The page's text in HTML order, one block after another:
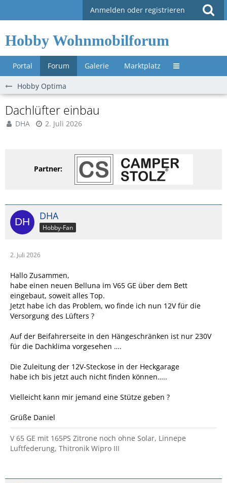
Anmelden oder registrieren
Hobby Wohnmobilforum
Portal Forum Galerie Marktplatz Untermenü »
Hobby Optima
Dachlüfter einbau
DHA 2. Juli 2026
Partner:
DHA
Hobby-Fan
2. Juli 2026
Hallo Zusammen,
habe einen neuen Belluna im V65 GE über dem Bett
eingebaut, soweit alles Top.
Jetzt habe ich das Problem, wo finde ich nun 12V für die
Versorgung des Lüfters ?
Auf der Beifahrerseite in den Hängeschränken ist nur 230V
für die Dachklima vorgesehen ….
Die Zuleitung der 12V-Steckose in der Heckgarage
habe ich bis jetzt auch nicht finden können…..
Vielleicht kann mir jemand eine Stütze geben ?
Grüße Daniel
V 65 GE mit 165PS Zitrone noch ohne Solar, Linnepe
Luftfederung, Thitronik Wipro III